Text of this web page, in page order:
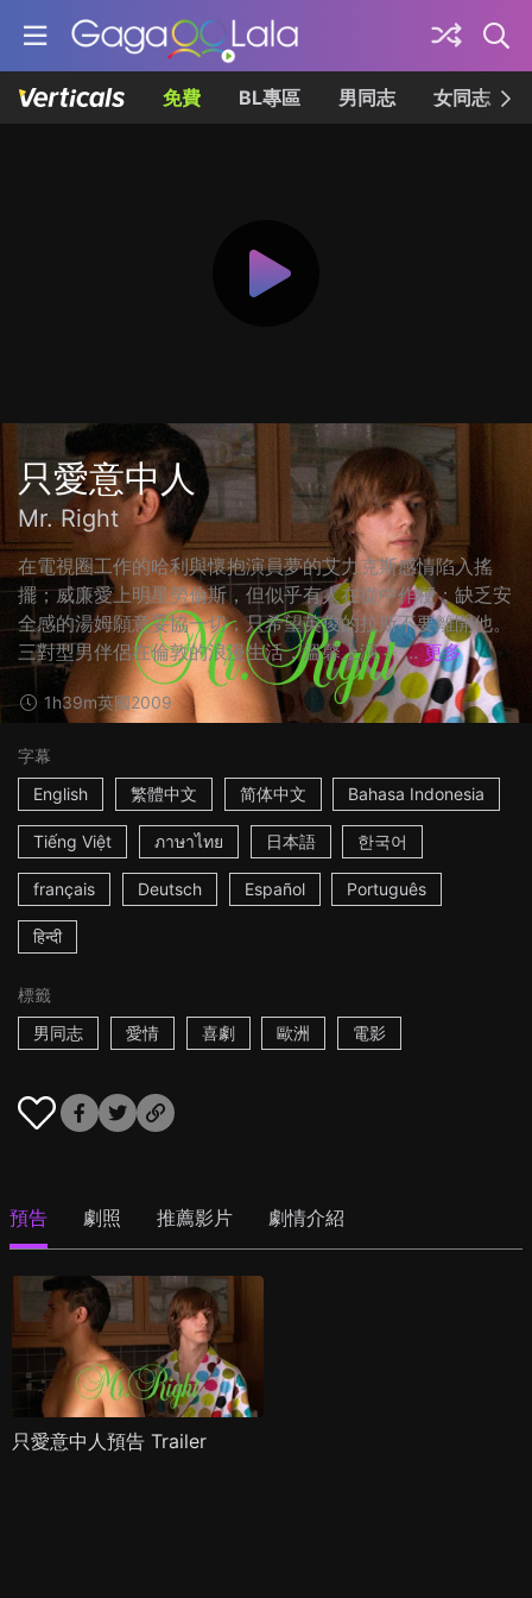
免費 BL專區 男同志 女同志
只愛意中人
Mr. Right
在電視圈工作的哈利與懷抱演員夢的艾力克斯感情陷入搖
擺；威廉愛上明星勞倫斯，但似乎有人在從中作梗；缺乏安
全感的湯姆願意妥協一切，只希望英俊的拉斯不要離開他。
三對型男伴侶在倫敦的浪漫生活，溫馨上演！ ... 更多
1h39m英國2009
字幕
English
繁體中文 简体中文 Bahasa Indonesia
Tiếng Việt ภาษาไทย 日本語 한국어
français Deutsch Español Português
हिन्दी
標籤
男同志
愛情 喜劇 歐洲 電影
預告 劇照 推薦影片 劇情介紹
只愛意中人預告 Trailer